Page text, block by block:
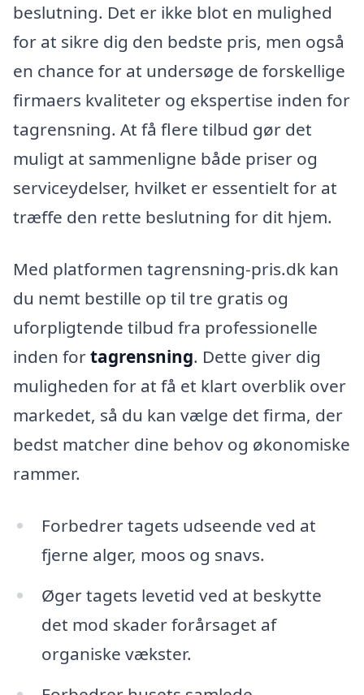
beslutning. Det er ikke blot en mulighed
for at sikre dig den bedste pris, men også
en chance for at undersøge de forskellige
firmaers kvaliteter og ekspertise inden for
tagrensning. At få flere tilbud gør det
muligt at sammenligne både priser og
serviceydelser, hvilket er essentielt for at
træffe den rette beslutning for dit hjem.
Med platformen tagrensning-pris.dk kan
du nemt bestille op til tre gratis og
uforpligtende tilbud fra professionelle
inden fortagrensning. Dette giver dig
muligheden for at få et klart overblik over
markedet, så du kan vælge det firma, der
bedst matcher dine behov og økonomiske
rammer.
Forbedrer tagets udseende ved at
fjerne alger, moos og snavs.
Øger tagets levetid ved at beskytte
det mod skader forårsaget af
organiske vækster.